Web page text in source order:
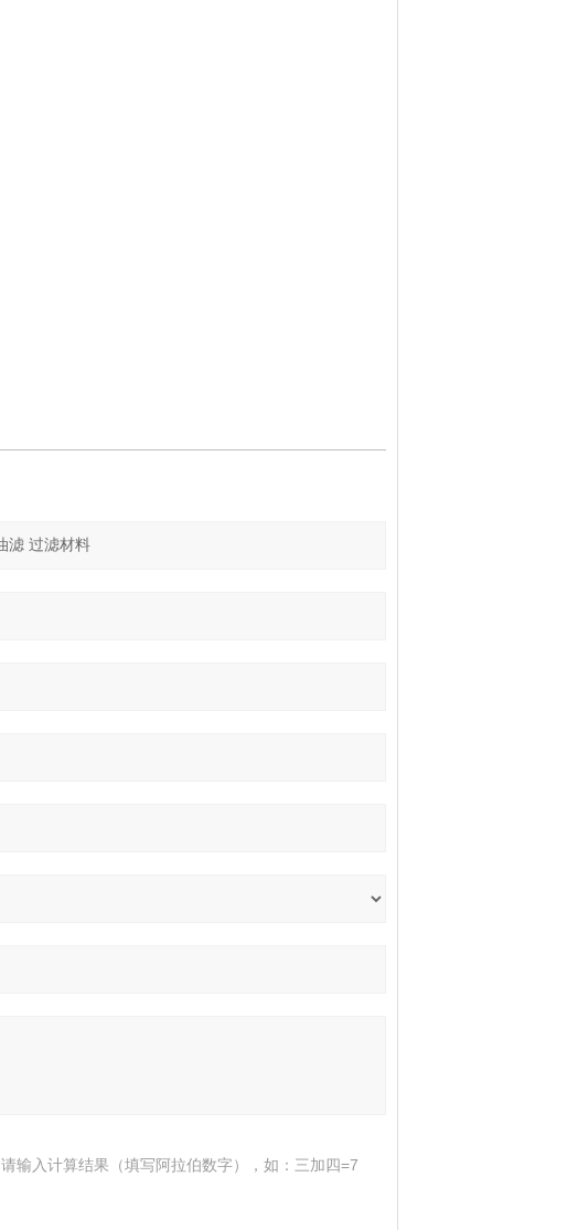
请输入计算结果（填写阿拉伯数字），如：三加四=7